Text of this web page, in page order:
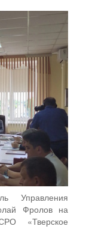
Управления
Фролов на
«Тверское